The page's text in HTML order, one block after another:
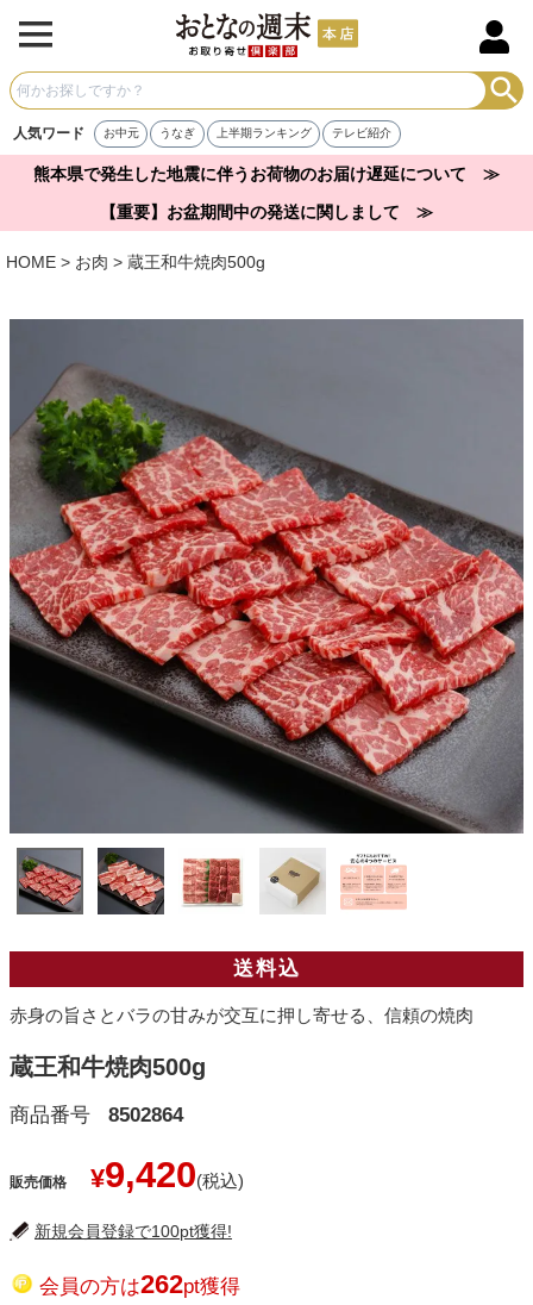
人気ワード お中元 うなぎ 上半期ランキング テレビ紹介
熊本県で発生した地震に伴うお荷物のお届け遅延について ≫
【重要】お盆期間中の発送に関しまして ≫
HOME お肉 蔵王和牛焼肉500g
送料込
赤身の旨さとバラの甘みが交互に押し寄せる、信頼の焼肉
蔵王和牛焼肉500g
商品番号 8502864
販売価格 ¥9,420
新規会員登録で100pt獲得!
会員の方は262pt獲得